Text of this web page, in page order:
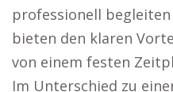
professionell begleiten
bieten den klaren
von einem festen
Im Unterschied zu